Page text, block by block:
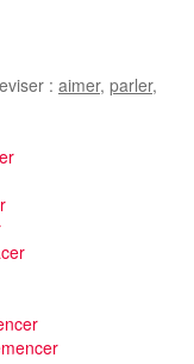
: aimer, parler,